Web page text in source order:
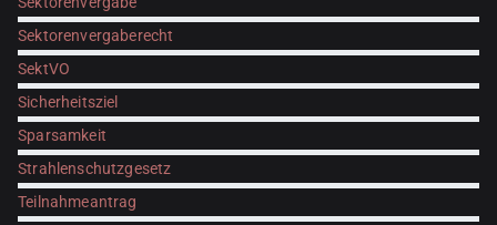
Sektorenvergaberecht
SektVO
Sicherheitsziel
Sparsamkeit
Strahlenschutzgesetz
Teilnahmeantrag